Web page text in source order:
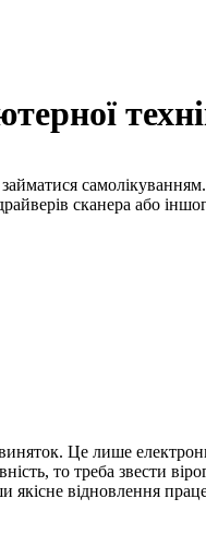
сканера або
Це лише
то треба звести
відновлення